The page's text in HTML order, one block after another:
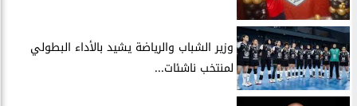
وزير الشباب والرياضة يشيد بالأداء البطولي
لمنتخب ناشئات...